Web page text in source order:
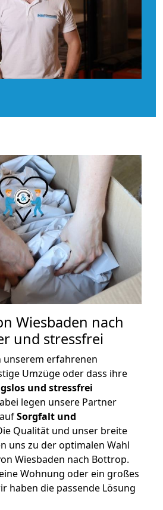
Wiesbaden nach
und stressfrei
unserem erfahrenen
Umzüge oder dass ihre
und stressfrei
legen unsere Partner
Sorgfalt und
Qualität und unser breite
uns zu der optimalen Wahl
Wiesbaden nach Bottrop.
Wohnung oder ein großes
haben die passende Lösung